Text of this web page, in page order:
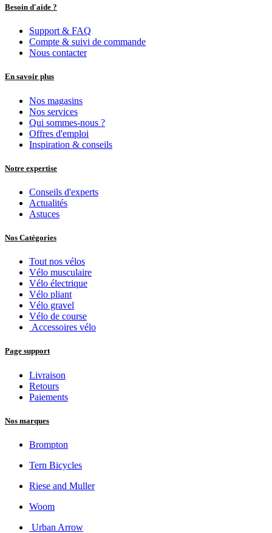
Besoin d'aide ?
Support & FAQ
Compte & suivi de commande
Nous contacter
En savoir plus
Nos magasins
Nos services
Qui sommes-nous ?
Offres d'emploi
Inspiration & conseils
Notre expertise
Conseils d'experts
Actualités
Astuces
Nos Catégories
Tout nos vélos
Vélo musculaire
Vélo électrique
Vélo pliant
Vélo gravel
Vélo de course
Accessoires vélo
Page support
Livraison
Retours
Paiements
Nos marques
Brompton
Tern Bicycles
Riese and Muller
Woom
Urban Arrow